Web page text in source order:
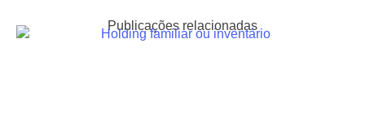
Publicações relacionadas